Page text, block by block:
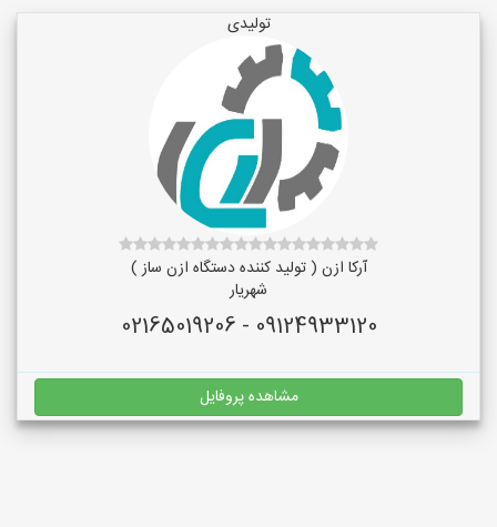
تولیدی
آرکا ازن ( تولید کننده دستگاه ازن ساز )
شهریار
09124933120 - 02165019206
مشاهده پروفایل